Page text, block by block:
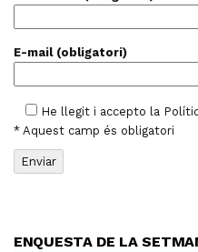
E-mail (obligatori)
He llegit i accepto la
* Aquest camp és obligatori
ENQUESTA DE LA